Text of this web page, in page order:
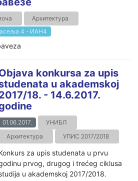
Архитектура
4 - ИАН4
konkursa za upis
u akademskoj
18. - 14.6.2017.
01.06.2017.
УНИБЛ
Архитектура
УПИС 2017/2018
za upis studenata u prvu
prvog, drugog i trećeg ciklusa
u akademskoj 2017/2018.